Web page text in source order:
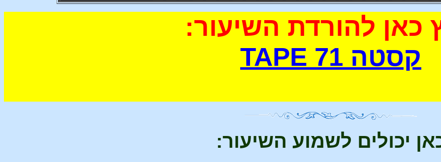
כאן להורדת השיעור:
קסטה 71 TAPE
יכולים לשמוע השיעור: